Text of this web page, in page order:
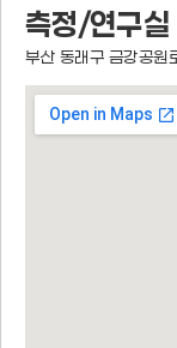
측정/연구실
부산 동래구 금강공